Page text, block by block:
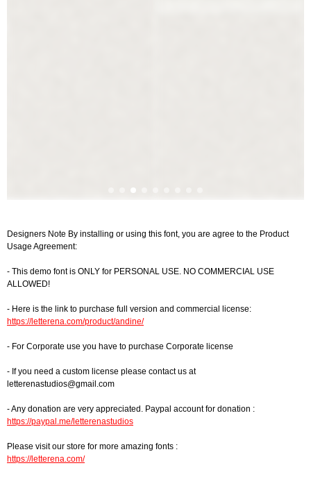
Designers Note By installing or using this font, you are agree to the Product
Usage Agreement:
- This demo font is ONLY for PERSONAL USE. NO COMMERCIAL USE
ALLOWED!
- Here is the link to purchase full version and commercial license:
https://letterena.com/product/andine/
- For Corporate use you have to purchase Corporate license
- If you need a custom license please contact us at
letterenastudios@gmail.com
- Any donation are very appreciated. Paypal account for donation :
https://paypal.me/letterenastudios
Please visit our store for more amazing fonts :
https://letterena.com/